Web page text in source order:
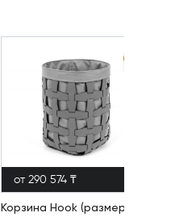
от 290 574 ₸
Корзина Hook (размер M)